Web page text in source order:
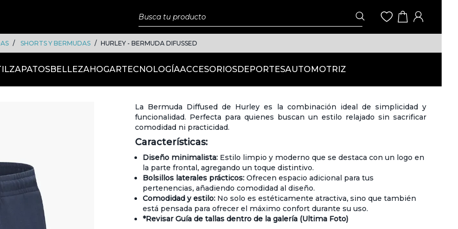
SHORTS Y BERMUDAS HURLEY - BERMUDA DIFUSSED
ZAPATOSBELLEZAHOGARTECNOLOGÍAACCESORIOSDEPORTESAUTOMOTRIZ
La Bermuda Diffused de Hurley es la combinación ideal de simplicidad y
funcionalidad. Perfecta para quienes buscan un estilo relajado sin sacrificar
comodidad ni practicidad.
Características:
Diseño minimalista: Estilo limpio y moderno que se destaca con un logo en
la parte frontal, agregando un toque distintivo.
Bolsillos laterales prácticos: Ofrecen espacio adicional para tus
pertenencias, añadiendo comodidad al diseño.
Comodidad y estilo: No solo es estéticamente atractiva, sino que también
está pensada para ofrecer el máximo confort durante su uso.
*Revisar Guía de tallas dentro de la galería (Ultima Foto)